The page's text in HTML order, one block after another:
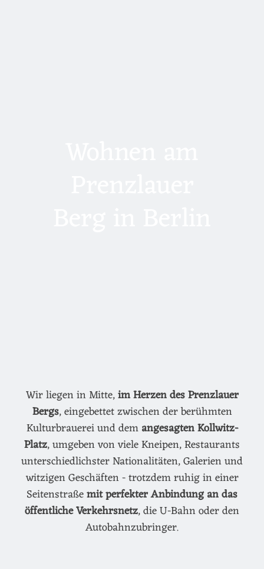
Wir liegen in Mitte,im Herzen des Prenzlauer
Bergs, eingebettet zwischen der berühmten
Kulturbrauerei und demangesagten Kollwitz-
Platz, umgeben von viele Kneipen, Restaurants
unterschiedlichster Nationalitäten, Galerien und
witzigen Geschäften - trotzdem ruhig in einer
Seitenstraßemit perfekter Anbindung an das
öffentliche Verkehrsnetz, die U-Bahn oder den
Autobahnzubringer.